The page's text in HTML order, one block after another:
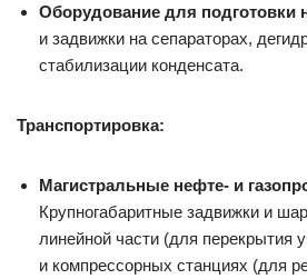
Оборудование для подготовки
и задвижки на сепараторах,
стабилизации конденсата.
Транспортировка:
Магистральные нефте- и
Крупногабаритные задвижки и
линейной части (для перекрытия
и компрессорных станциях (для